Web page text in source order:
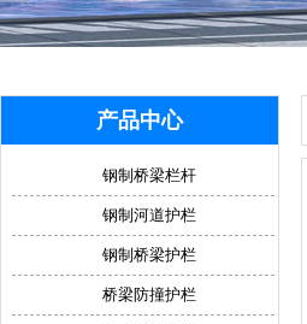
产品中心
钢制桥梁栏杆
钢制河道护栏
钢制桥梁护栏
桥梁防撞护栏